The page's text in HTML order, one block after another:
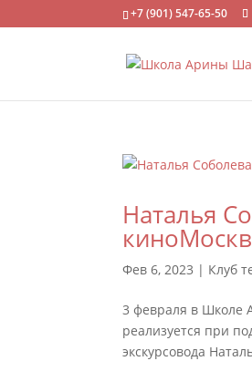
+7 (901) 547-65-50
Наталья
Фев 6, 2023 | Клуб
3 февраля в Школе
реализуется при
экскурсовода